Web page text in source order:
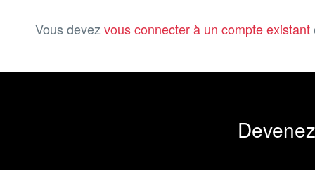
Vous devez vous connecter à un compte existant